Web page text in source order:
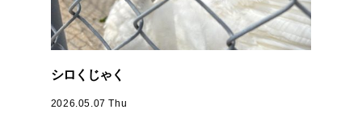
シロくじゃく
2026.05.07 Thu